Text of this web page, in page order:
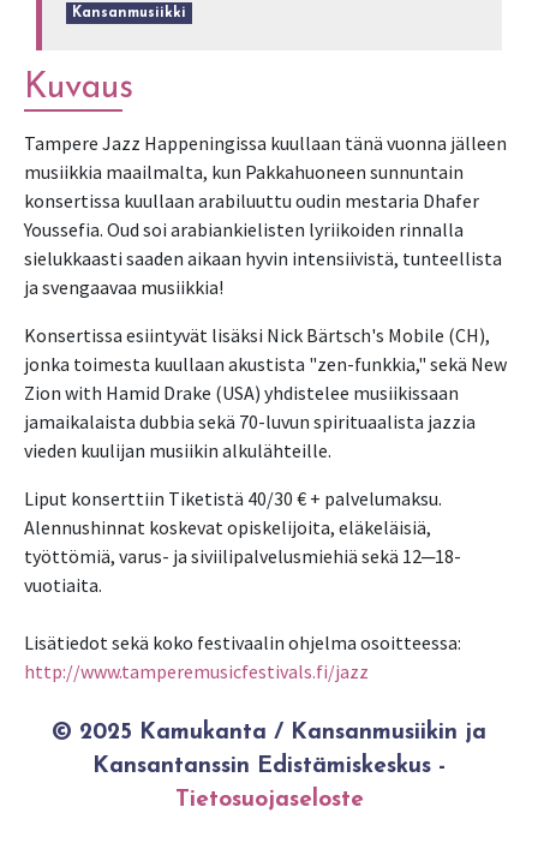
Kansanmusiikki
Kuvaus
Tampere Jazz Happeningissa kuullaan tänä vuonna jälleen
musiikkia maailmalta, kun Pakkahuoneen sunnuntain
konsertissa kuullaan arabiluuttu oudin mestaria Dhafer
Youssefia. Oud soi arabiankielisten lyriikoiden rinnalla
sielukkaasti saaden aikaan hyvin intensiivistä, tunteellista
ja svengaavaa musiikkia!
Konsertissa esiintyvät lisäksi Nick Bärtsch's Mobile (CH),
jonka toimesta kuullaan akustista "zen-funkkia," sekä New
Zion with Hamid Drake (USA) yhdistelee musiikissaan
jamaikalaista dubbia sekä 70-luvun spirituaalista jazzia
vieden kuulijan musiikin alkulähteille.
Liput konserttiin Tiketistä 40/30 € + palvelumaksu.
Alennushinnat koskevat opiskelijoita, eläkeläisiä,
työttömiä, varus- ja siviilipalvelusmiehiä sekä 12─18-
vuotiaita.
Lisätiedot sekä koko festivaalin ohjelma osoitteessa:
http://www.tamperemusicfestivals.fi/jazz
© 2025 Kamukanta / Kansanmusiikin ja
Kansantanssin Edistämiskeskus -
Tietosuojaseloste